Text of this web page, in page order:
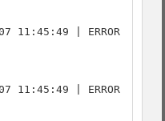
11:45:49 | ERROR |
11:45:49 | ERROR |